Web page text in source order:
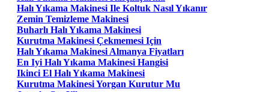
Halı Yıkama Makinesi Ile Koltuk Nasıl Yıkanır
Zemin Temizleme Makinesi
Buharlı Halı Yıkama Makinesi
Kurutma Makinesi Çekmemesi Için
Halı Yıkama Makinesi Almanya Fiyatları
En Iyi Halı Yıkama Makinesi Hangisi
Ikinci El Halı Yıkama Makinesi
Kurutma Makinesi Yorgan Kurutur Mu